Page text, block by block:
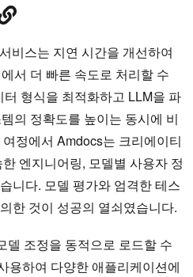
비스는 지연 시간을 개선하여
서 더 빠른 속도로 처리할 수
형식을 최적화하고 LLM을 파
의 정확도를 높이는 동시에 비
정에서 Amdocs는 크리에이티
엔지니어링, 모델별 사용자 정
니다. 모델 평가와 엄격한 테스
한 것이 성공의 열쇠였습니다.
델 조정을 동적으로 로드할 수
용하여 다양한 애플리케이션에